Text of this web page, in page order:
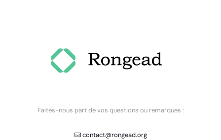
Faites-nous part de vos questions ou remarques :
contact@rongead.org